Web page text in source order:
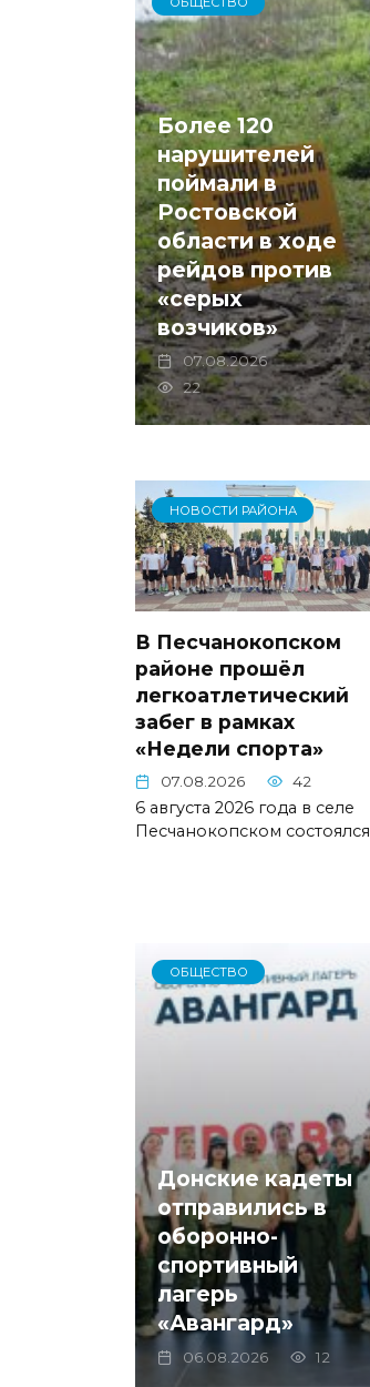
Более 120
нарушителей
поймали в
Ростовской
области в ходе
рейдов против
«серых
возчиков»
07.08.2026
22
НОВОСТИ РАЙОНА
В Песчанокопском
районе прошёл
легкоатлетический
забег в рамках
«Недели спорта»
07.08.2026 42
6 августа 2026 года в селе
Песчанокопском состоялся
ОБЩЕСТВО
Донские кадеты
отправились в
оборонно-
спортивный
лагерь
«Авангард»
06.08.2026 12